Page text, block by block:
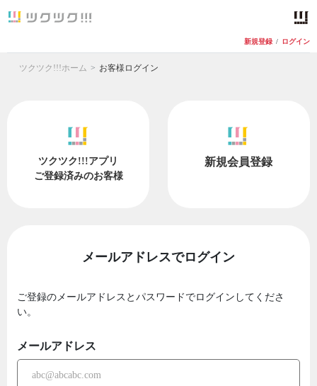
新規登録 / ログイン
ツクツク!!!ホーム お客様ログイン
ツクツク!!!アプリ
ご登録済みのお客様
新規会員登録
メールアドレスでログイン
ご登録のメールアドレスとパスワードでログインしてくださ
い。
メールアドレス